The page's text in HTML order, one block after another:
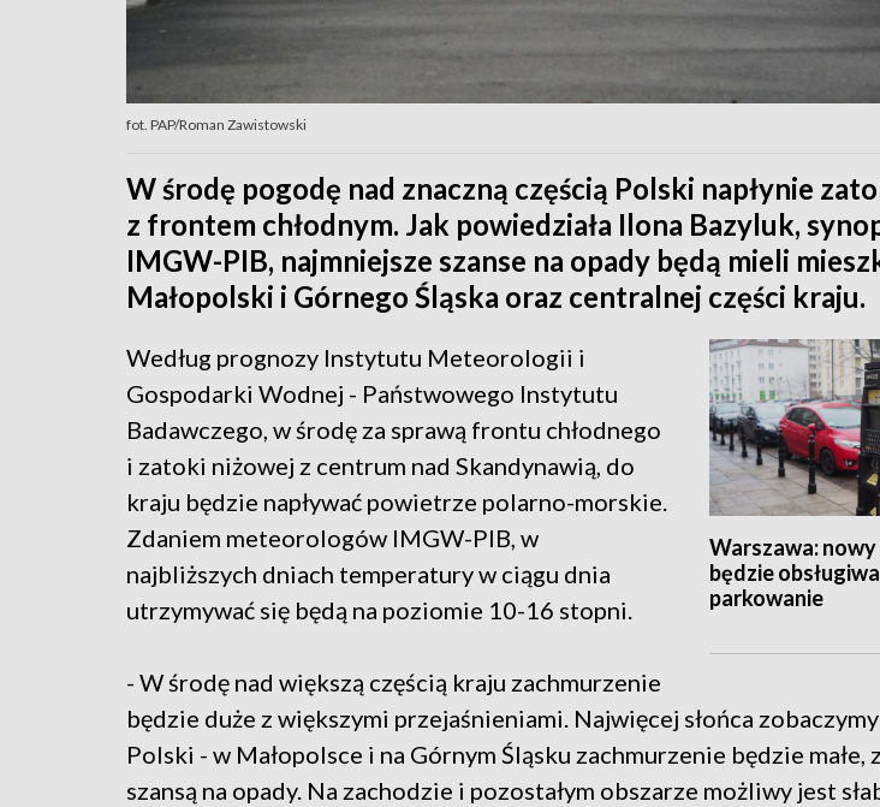
fot. PAP/Roman Zawistowski
W środę pogodę nad znaczną częścią Polski napłynie
z frontem chłodnym. Jak powiedziała Ilona Bazyluk,
IMGW-PIB, najmniejsze szanse na opady będą mieli
Małopolski i Górnego Śląska oraz centralnej części kraju.
Warszawa:
będzie
parkowanie
Według prognozy Instytutu Meteorologii i
Gospodarki Wodnej - Państwowego Instytutu
Badawczego, w środę za sprawą frontu chłodnego
i zatoki niżowej z centrum nad Skandynawią, do
kraju będzie napływać powietrze polarno-morskie.
Zdaniem meteorologów IMGW-PIB, w
najbliższych dniach temperatury w ciągu dnia
utrzymywać się będą na poziomie 10-16 stopni.
- W środę nad większą częścią kraju zachmurzenie
będzie duże z większymi przejaśnieniami. Najwięcej słońca
Polski - w Małopolsce i na Górnym Śląsku zachmurzenie będzie małe,
szansą na opady. Na zachodzie i pozostałym obszarze możliwy jest